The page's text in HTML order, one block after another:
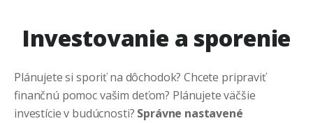
Investovanie a sporenie
Plánujete si sporiť na dôchodok? Chcete pripraviť
finančnú pomoc vašim deťom? Plánujete väčšie
investície v budúcnosti? Správne nastavené